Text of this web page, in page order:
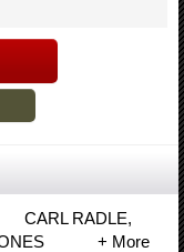
CARL RADLE,
+ More